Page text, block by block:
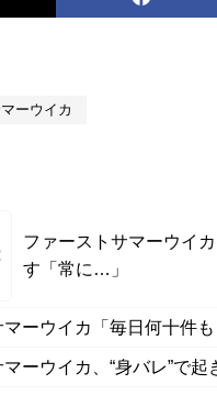
ーウイカ
ファーストサマーウイ
す「常に…」
ーウイカ「毎日何十件
ーウイカ、“身バレ”で